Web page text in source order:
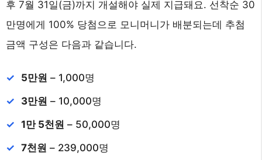
후 7월 31일(금)까지 개설해야 실제 지급돼요. 선착순 30
만명에게 100% 당첨으로 모니머니가 배분되는데 추첨
금액 구성은 다음과 같습니다.
5만원 – 1,000명
3만원 – 10,000명
1만 5천원 – 50,000명
7천원 – 239,000명